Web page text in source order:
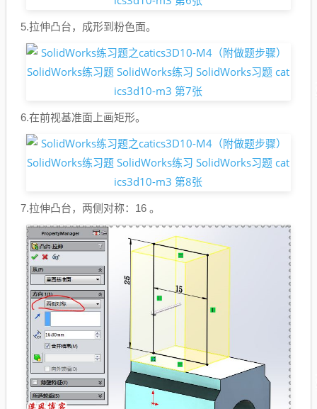
5.拉伸凸台，成形到粉色面。
6.在前视基准面上画矩形。
7.拉伸凸台，两侧对称：16 。